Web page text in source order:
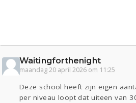
Waitingforthenight
maandag 20 april 2026 om 11:25
Deze school heeft zijn eigen
per niveau loopt dat uiteen van